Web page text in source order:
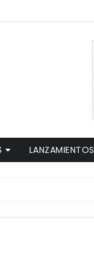
LANZAMIENTOS